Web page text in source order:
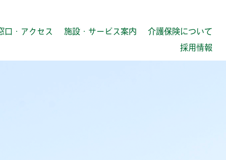
口・アクセス 施設・サービス案内
介護保険について
採用情報